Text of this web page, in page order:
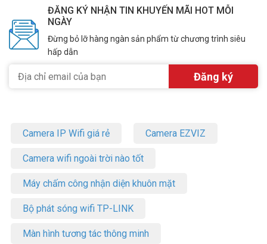
ĐĂNG KÝ NHẬN TIN KHUYẾN MÃI HOT MỖI
NGÀY
Đừng bỏ lỡ hàng ngàn sản phẩm từ chương trình siêu
hấp dẫn
Camera IP Wifi giá rẻ Camera EZVIZ
Camera wifi ngoài trời nào tốt
Máy chấm công nhận diện khuôn mặt
Bộ phát sóng wifi TP-LINK
Màn hình tương tác thông minh